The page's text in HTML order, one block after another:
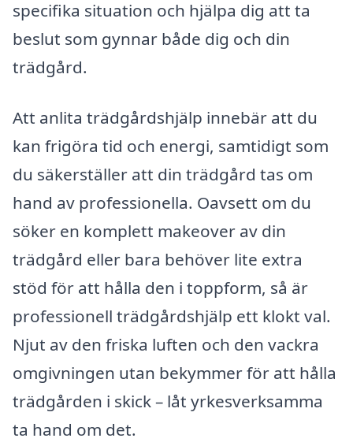
specifika situation och hjälpa dig att ta
beslut som gynnar både dig och din
trädgård.
Att anlita trädgårdshjälp innebär att du
kan frigöra tid och energi, samtidigt som
du säkerställer att din trädgård tas om
hand av professionella. Oavsett om du
söker en komplett makeover av din
trädgård eller bara behöver lite extra
stöd för att hålla den i toppform, så är
professionell trädgårdshjälp ett klokt val.
Njut av den friska luften och den vackra
omgivningen utan bekymmer för att hålla
trädgården i skick – låt yrkesverksamma
ta hand om det.